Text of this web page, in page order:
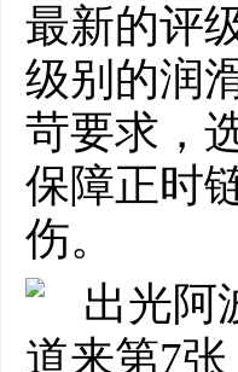
最新的评
级别的润
苛要求，
保障正时
伤。